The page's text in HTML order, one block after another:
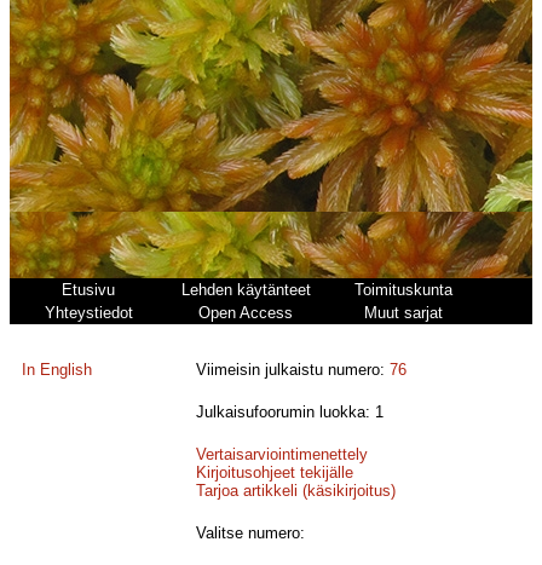
Etusivu Lehden käytänteet
Toimituskunta
Yhteystiedot
Open Access Muut sarjat
In English Viimeisin julkaistu numero:76
Julkaisufoorumin luokka: 1
Vertaisarviointimenettely
Kirjoitusohjeet tekijälle
Tarjoa artikkeli (käsikirjoitus)
Valitse numero: